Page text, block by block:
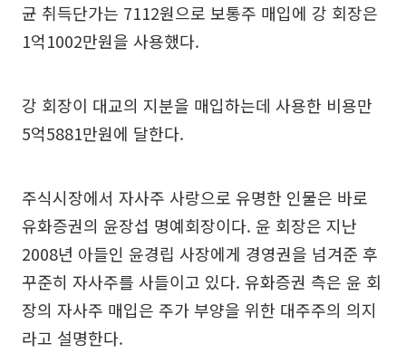
균 취득단가는 7112원으로 보통주 매입에 강 회장은
1억1002만원을 사용했다.
강 회장이 대교의 지분을 매입하는데 사용한 비용만
5억5881만원에 달한다.
주식시장에서 자사주 사랑으로 유명한 인물은 바로
유화증권의 윤장섭 명예회장이다. 윤 회장은 지난
2008년 아들인 윤경립 사장에게 경영권을 넘겨준 후
꾸준히 자사주를 사들이고 있다. 유화증권 측은 윤 회
장의 자사주 매입은 주가 부양을 위한 대주주의 의지
라고 설명한다.